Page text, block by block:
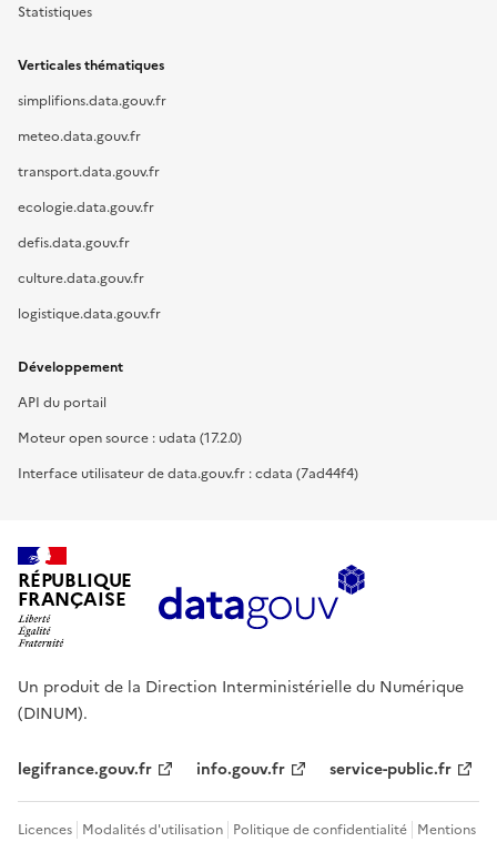
Statistiques
Verticales thématiques
simplifions.data.gouv.fr
meteo.data.gouv.fr
transport.data.gouv.fr
ecologie.data.gouv.fr
defis.data.gouv.fr
culture.data.gouv.fr
logistique.data.gouv.fr
Développement
API du portail
Moteur open source : udata (17.2.0)
Interface utilisateur de data.gouv.fr : cdata (7ad44f4)
RÉPUBLIQUE
FRANÇAISE
Un produit de la Direction Interministérielle du Numérique
(DINUM).
legifrance.gouv.fr info.gouv.fr service-public.fr
Licences Modalités d'utilisation Politique de confidentialité Mentions